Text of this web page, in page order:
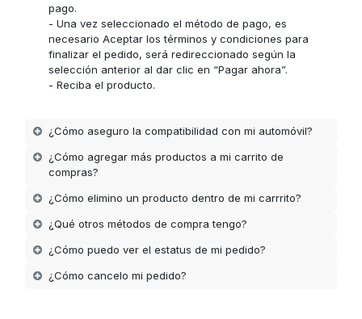
pago.
- Una vez seleccionado el método de pago, es
necesario Aceptar los términos y condiciones para
finalizar el pedido, será redireccionado según la
selección anterior al dar clic en “Pagar ahora”.
- Reciba el producto.
¿Cómo aseguro la compatibilidad con mi automóvil?
¿Cómo agregar más productos a mi carrito de
compras?
¿Cómo elimino un producto dentro de mi carrrito?
¿Qué otros métodos de compra tengo?
¿Cómo puedo ver el estatus de mi pedido?
¿Cómo cancelo mi pedido?